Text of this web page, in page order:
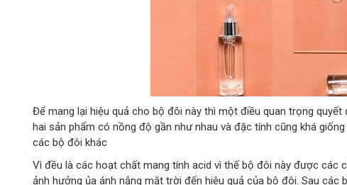
Để mang lại hiệu quả cho bộ đôi này thì một điều quan trọng
hai sản phẩm có nồng độ gần như nhau và đặc tính cũng khá
các bộ đôi khác
Vì đều là các hoạt chất mang tính acid vì thế bộ đôi này được các
ảnh hưởng ủa ánh nắng mặt trời đến hiệu quả của bộ đôi. Sau các